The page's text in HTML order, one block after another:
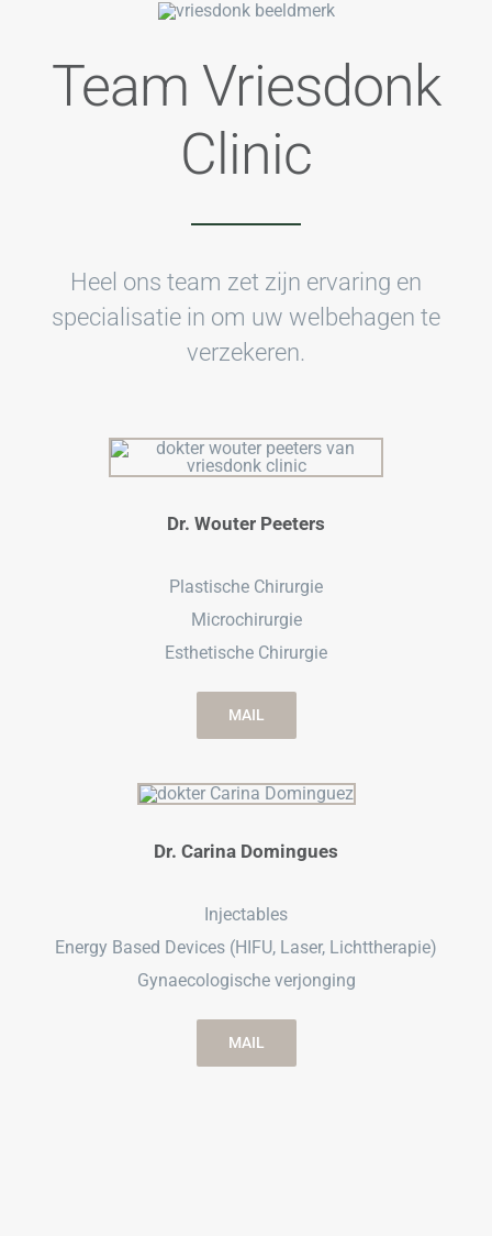
Team Vriesdonk
Clinic
Heel ons team zet zijn ervaring en
specialisatie in om uw welbehagen te
verzekeren.
Dr. Wouter Peeters
Plastische Chirurgie
Microchirurgie
Esthetische Chirurgie
MAIL
Dr. Carina Domingues
Injectables
Energy Based Devices (HIFU, Laser, Lichttherapie)
Gynaecologische verjonging
MAIL